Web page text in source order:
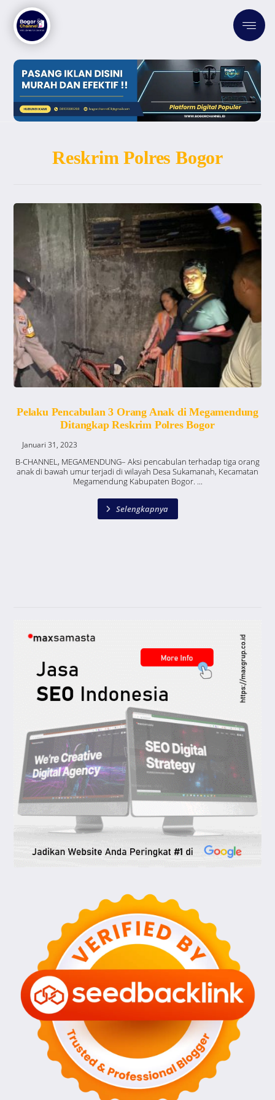
Reskrim Polres Bogor
Pelaku Pencabulan 3 Orang Anak di Megamendung
Ditangkap Reskrim Polres Bogor
Januari 31, 2023
B-CHANNEL, MEGAMENDUNG– Aksi pencabulan terhadap tiga orang
anak di bawah umur terjadi di wilayah Desa Sukamanah, Kecamatan
Megamendung Kabupaten Bogor. ...
Selengkapnya